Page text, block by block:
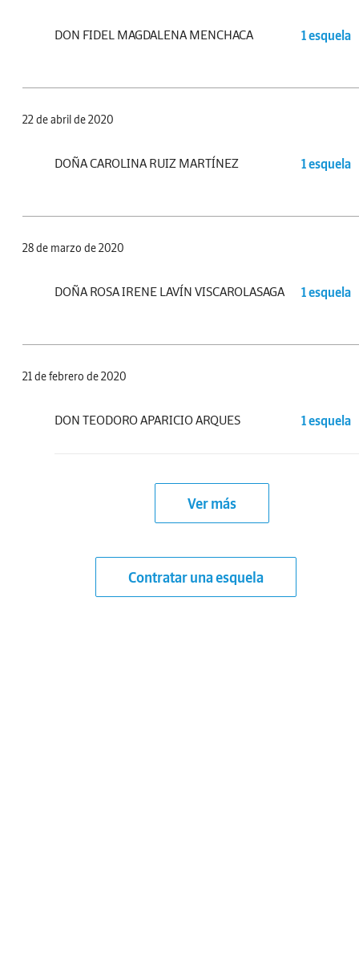
DON FIDEL MAGDALENA MENCHACA 1 esquela
22 de abril de 2020
DOÑA CAROLINA RUIZ MARTÍNEZ 1 esquela
28 de marzo de 2020
DOÑA ROSA IRENE LAVÍN VISCAROLASAGA 1 esquela
21 de febrero de 2020
DON TEODORO APARICIO ARQUES 1 esquela
Ver más
Contratar una esquela